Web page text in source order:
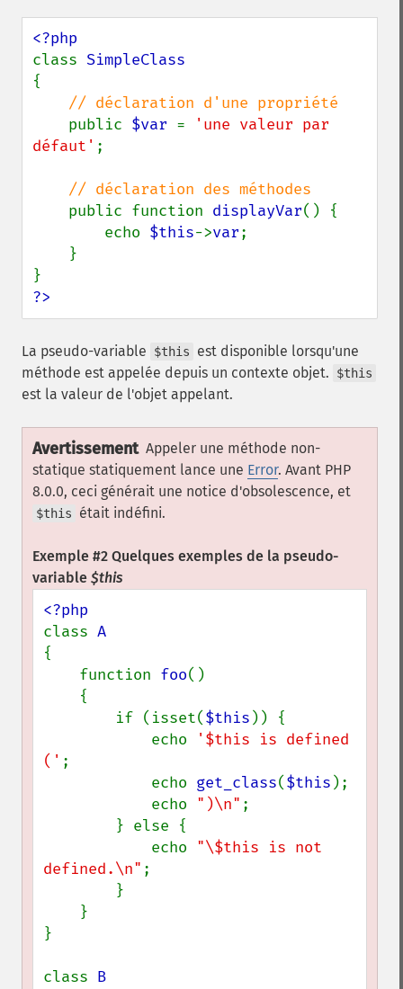
class
{
// déclaration d'une propriété
public $var =
'une valeur par
défaut' ;
// déclaration des méthodes
public function displayVar() {
        echo
$this->var;
?>
La pseudo-variable $this
est disponible lorsqu'une
méthode est appelée depuis un contexte objet.
$this
est la valeur de l'objet appelant.
Avertissement Appeler une méthode non-
statique statiquement lance une Error. Avant PHP
8.0.0, ceci générait une notice d'obsolescence, et
$this était indéfini.
Exemple #2 Quelques exemples de la pseudo-
variable $this
class
{
    function
foo()
        if (isset(
$this )) {
            echo
'$this is defined
(' ;
            echo
get_class($this );
            echo
")\n" ;
            echo
"\$this is not
defined.\n" ;
}
class